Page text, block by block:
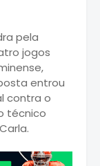
pela
jogos
entrou
contra o
técnico